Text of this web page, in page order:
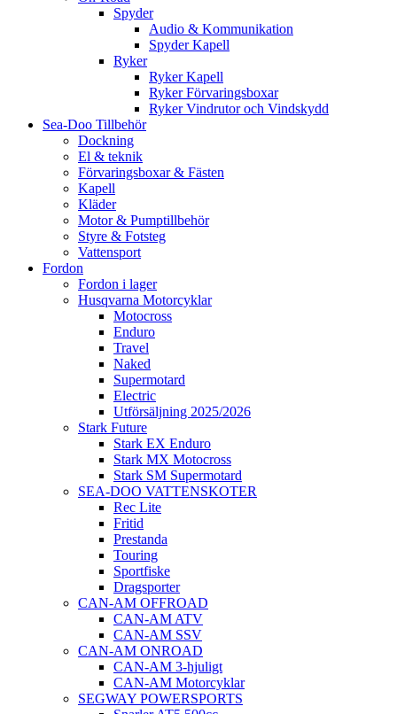
Spyder
Audio & Kommunikation
Spyder Kapell
Ryker
Ryker Kapell
Ryker Förvaringsboxar
Ryker Vindrutor och Vindskydd
Sea-Doo Tillbehör
Dockning
El & teknik
Förvaringsboxar & Fästen
Kapell
Kläder
Motor & Pumptillbehör
Styre & Fotsteg
Vattensport
Fordon
Fordon i lager
Husqvarna Motorcyklar
Motocross
Enduro
Travel
Naked
Supermotard
Electric
Utförsäljning 2025/2026
Stark Future
Stark EX Enduro
Stark MX Motocross
Stark SM Supermotard
SEA-DOO VATTENSKOTER
Rec Lite
Fritid
Prestanda
Touring
Sportfiske
Dragsporter
CAN-AM OFFROAD
CAN-AM ATV
CAN-AM SSV
CAN-AM ONROAD
CAN-AM 3-hjuligt
CAN-AM Motorcyklar
SEGWAY POWERSPORTS